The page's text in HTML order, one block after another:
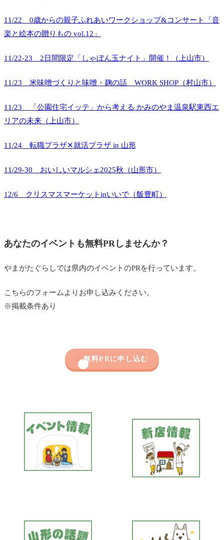
11/22 0歳からの親子ふれあいワークショップ&コンサート「音
楽と絵本の贈りもの vol.12」
11/22-23 2日間限定「しゃぼん玉ナイト」開催！（上山市）
11/23 米味噌づくりと味噌・麹の話 WORK SHOP（村山市）
11/23 「公園住宅イッテ」から考える かみのやま温泉駅東西エ
リアの未来（上山市）
11/24 転職プラザ✕就活プラザ in 山形
11/29-30 おいしいマルシェ2025秋（山形市）
12/6 クリスマスマーケットinいいで（飯豊町）
あなたのイベントも無料PRしませんか？
やまがたぐらしでは県内のイベントのPRを行っています。
こちらのフォームよりお申し込みください。
※掲載条件あり
 無料PRに申し込む